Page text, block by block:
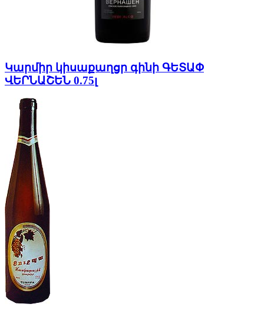
Կարմիր կիսաքաղցր գինի ԳԵՏԱՓ
ՎԵՐՆԱՇԵՆ 0.75լ